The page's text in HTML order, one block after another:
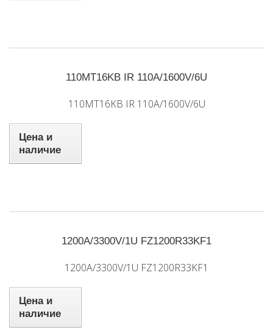
110MT16KB IR 110A/1600V/6U
110MT16KB IR 110A/1600V/6U
Цена и
наличие
1200A/3300V/1U FZ1200R33KF1
1200A/3300V/1U FZ1200R33KF1
Цена и
наличие